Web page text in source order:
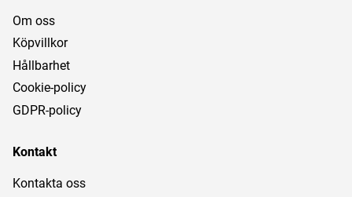
Om oss
Köpvillkor
Hållbarhet
Cookie-policy
GDPR-policy
Kontakt
Kontakta oss